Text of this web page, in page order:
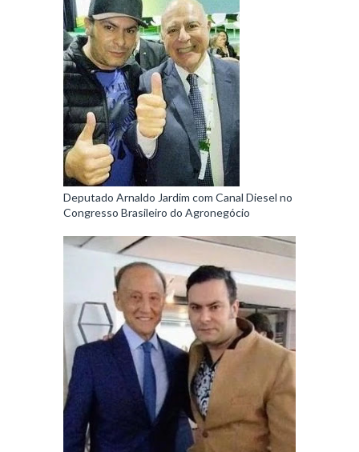
Deputado Arnaldo Jardim com Canal Diesel no
Congresso Brasileiro do Agronegócio